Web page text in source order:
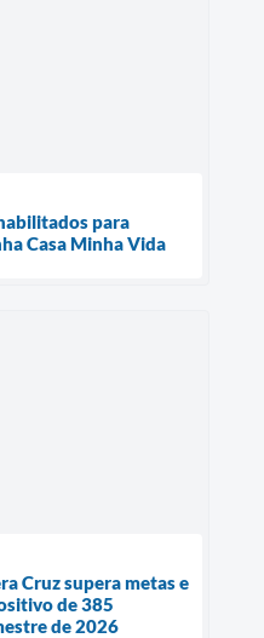
para
Casa Minha Vida
Cruz supera metas e
de 385
de 2026